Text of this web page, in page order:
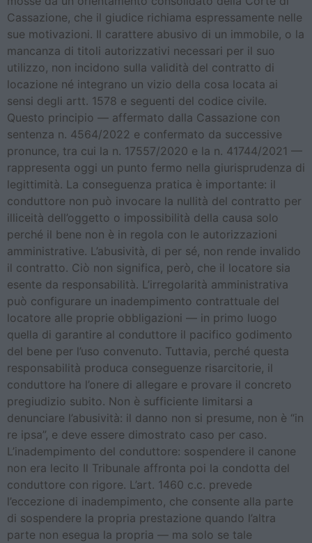
Cassazione, che il giudice richiama espressamente nelle
sue motivazioni. Il carattere abusivo di un immobile, o la
mancanza di titoli autorizzativi necessari per il suo
utilizzo, non incidono sulla validità del contratto di
locazione né integrano un vizio della cosa locata ai
sensi degli artt. 1578 e seguenti del codice civile.
Questo principio — affermato dalla Cassazione con
sentenza n. 4564/2022 e confermato da successive
pronunce, tra cui la n. 17557/2020 e la n. 41744/2021 —
rappresenta oggi un punto fermo nella giurisprudenza di
legittimità. La conseguenza pratica è importante: il
conduttore non può invocare la nullità del contratto per
illiceità dell’oggetto o impossibilità della causa solo
perché il bene non è in regola con le autorizzazioni
amministrative. L’abusività, di per sé, non rende invalido
il contratto. Ciò non significa, però, che il locatore sia
esente da responsabilità. L’irregolarità amministrativa
può configurare un inadempimento contrattuale del
locatore alle proprie obbligazioni — in primo luogo
quella di garantire al conduttore il pacifico godimento
del bene per l’uso convenuto. Tuttavia, perché questa
responsabilità produca conseguenze risarcitorie, il
conduttore ha l’onere di allegare e provare il concreto
pregiudizio subito. Non è sufficiente limitarsi a
denunciare l’abusività: il danno non si presume, non è “in
re ipsa”, e deve essere dimostrato caso per caso.
L’inadempimento del conduttore: sospendere il canone
non era lecito Il Tribunale affronta poi la condotta del
conduttore con rigore. L’art. 1460 c.c. prevede
l’eccezione di inadempimento, che consente alla parte
di sospendere la propria prestazione quando l’altra
parte non esegua la propria — ma solo se tale